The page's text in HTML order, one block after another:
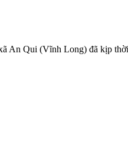
An Qui (Vĩnh Long) đã kịp